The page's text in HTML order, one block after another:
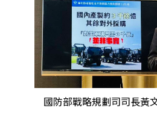
國防部戰略規劃司司長黃